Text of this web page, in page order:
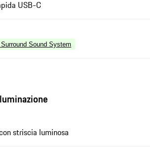
USB-C
Sound System
striscia luminosa